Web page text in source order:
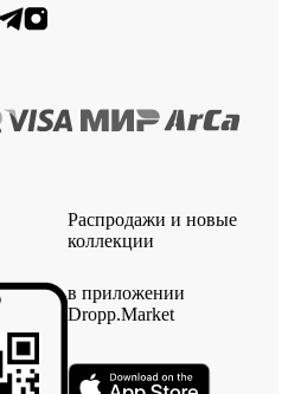
Распродажи и новые
коллекции
в приложении
Dropp.Market